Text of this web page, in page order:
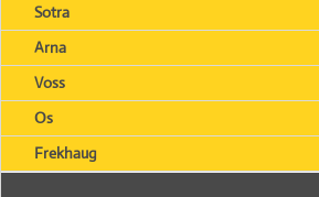
Sotra
Arna
Voss
Os
Frekhaug